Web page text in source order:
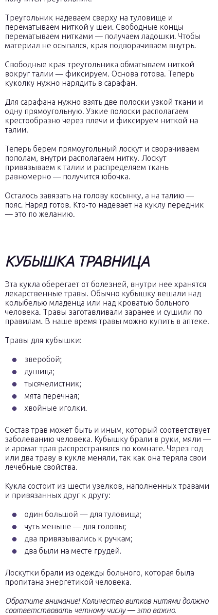
Треугольник надеваем сверху на туловище и
перематываем ниткой у шеи. Свободные концы
перематываем нитками — получаем ладошки. Чтобы
материал не осыпался, края подворачиваем внутрь.
Свободные края треугольника обматываем ниткой
вокруг талии — фиксируем. Основа готова. Теперь
куколку нужно нарядить в сарафан.
Для сарафана нужно взять две полоски узкой ткани и
одну прямоугольную. Узкие полоски располагаем
крестообразно через плечи и фиксируем ниткой на
талии.
Теперь берем прямоугольный лоскут и сворачиваем
пополам, внутри располагаем нитку. Лоскут
привязываем к талии и распределяем ткань
равномерно — получится юбочка.
Осталось завязать на голову косынку, а на талию —
пояс. Наряд готов. Кто-то надевает на куклу передник
— это по желанию.
КУБЫШКА ТРАВНИЦА
Эта кукла оберегает от болезней, внутри нее хранятся
лекарственные травы. Обычно кубышку вешали над
колыбелью младенца или над кроватью больного
человека. Травы заготавливали заранее и сушили по
правилам. В наше время травы можно купить в аптеке.
Травы для кубышки:
зверобой;
душица;
тысячелистник;
мята перечная;
хвойные иголки.
Состав трав может быть и иным, который соответствует
заболеванию человека. Кубышку брали в руки, мяли —
и аромат трав распространялся по комнате. Через год
или два траву в кукле меняли, так как она теряла свои
лечебные свойства.
Кукла состоит из шести узелков, наполненных травами
и привязанных друг к другу:
один большой — для туловища;
чуть меньше — для головы;
два привязывались к ручкам;
два были на месте грудей.
Лоскутки брали из одежды больного, которая была
пропитана энергетикой человека.
Обратите внимание! Количество витков нитями должно
соответствовать четному числу — это важно.